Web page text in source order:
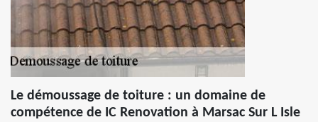
Le démoussage de toiture : un domaine de
compétence de IC Renovation à Marsac Sur L Isle